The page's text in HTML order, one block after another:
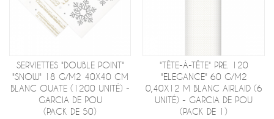
SERVIETTES "DOUBLE POINT"
"SNOW" 18 G/M2 40X40 CM
BLANC OUATE (1200 UNITÉ) -
GARCIA DE POU
(PACK DE 50)
"TÊTE-À-TÊTE" PRE. 120
"ELEGANCE" 60 G/M2
0,40X12 M BLANC AIRLAID (6
UNITÉ) - GARCIA DE POU
(PACK DE 1)